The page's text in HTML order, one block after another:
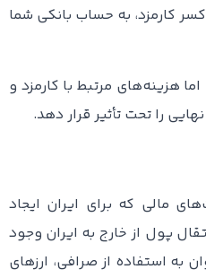
کارمزد، به حساب بانکی شما
هزینه‌های مرتبط با کارمزد و
را تحت تأثیر قرار دهد.
مالی که برای ایران ایجاد
پول از خارج به ایران وجود
به استفاده از صرافی، ارزهای